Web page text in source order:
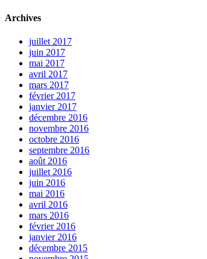
Archives
juillet 2017
juin 2017
mai 2017
avril 2017
mars 2017
février 2017
janvier 2017
décembre 2016
novembre 2016
octobre 2016
septembre 2016
août 2016
juillet 2016
juin 2016
mai 2016
avril 2016
mars 2016
février 2016
janvier 2016
décembre 2015